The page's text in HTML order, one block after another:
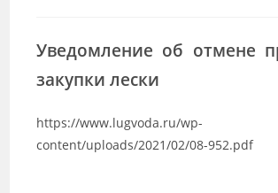
Уведомление об отмене
закупки лески
https://www.lugvoda.ru/wp-
content/uploads/2021/02/08-952.pdf